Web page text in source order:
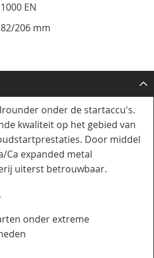
EN
206 mm
onder de startaccu's.
kwaliteit op het gebied van
Door middel
Ca expanded metal
uiterst betrouwbaar.
onder extreme